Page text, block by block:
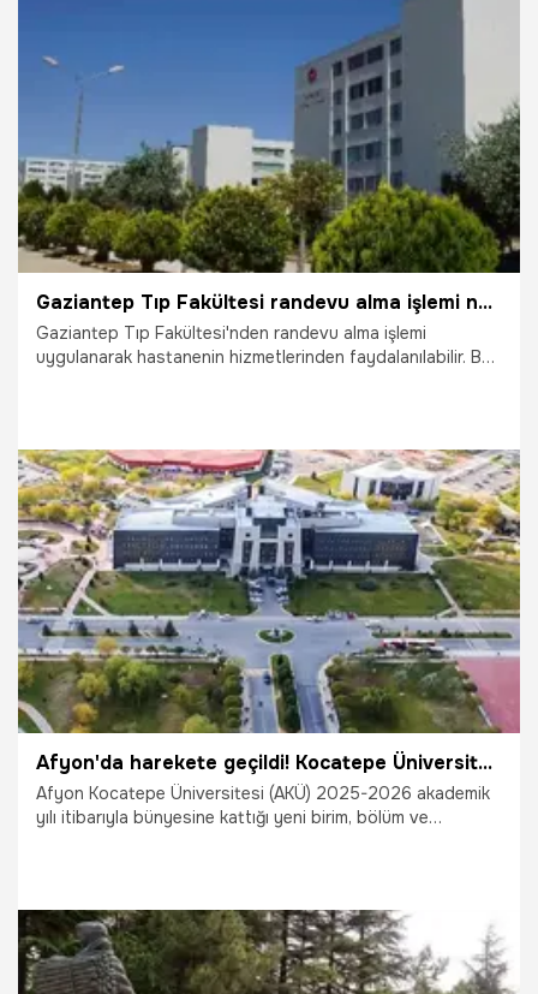
11.08.2025
Gaziantep Tıp Fakültesi randevu alma işlemi nasıl yapılır?
Gaziantep Tıp Fakültesi'nden randevu alma işlemi
uygulanarak hastanenin hizmetlerinden faydalanılabilir. Bu
2.08.2025 Gaziantep
Afyon'da harekete geçildi! Kocatepe Üniversitesi'nde yeni fakülte ve bölümler açılıyor
Afyon Kocatepe Üniversitesi (AKÜ) 2025-2026 akademik
yılı itibarıyla bünyesine kattığı yeni birim, bölüm ve